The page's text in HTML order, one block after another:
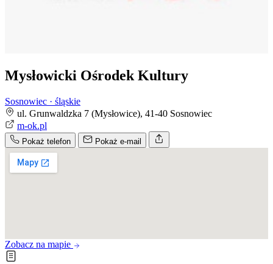
Mysłowicki Ośrodek Kultury
Sosnowiec · śląskie
ul. Grunwaldzka 7 (Mysłowice), 41-40 Sosnowiec
m-ok.pl
Pokaż telefon Pokaż e-mail
Zobacz na mapie